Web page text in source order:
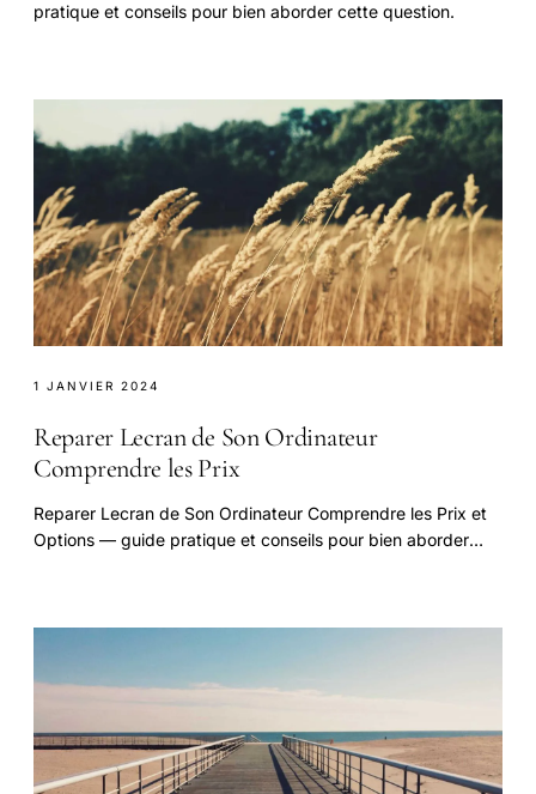
pratique et conseils pour bien aborder cette question.
1 JANVIER 2024
Reparer Lecran de Son Ordinateur
Comprendre les Prix
Reparer Lecran de Son Ordinateur Comprendre les Prix et
Options — guide pratique et conseils pour bien aborder